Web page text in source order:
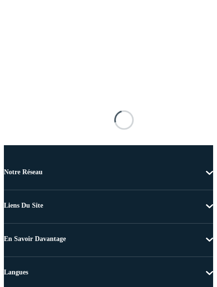
Notre Réseau
Liens Du Site
En Savoir Davantage
Langues